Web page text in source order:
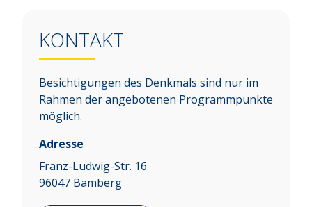
KONTAKT
Besichtigungen des Denkmals sind nur im
Rahmen der angebotenen Programmpunkte
möglich.
Adresse
Franz-Ludwig-Str. 16
96047 Bamberg